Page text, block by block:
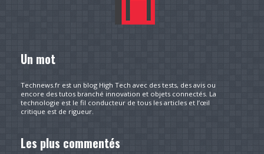
Un mot
Technews.fr est un blog High Tech avec des tests, des avis ou
encore des tutos branché innovation et objets connectés. La
technologie est le fil conducteur de tous les articles et l’œil
critique est de rigueur.
Les plus commentés